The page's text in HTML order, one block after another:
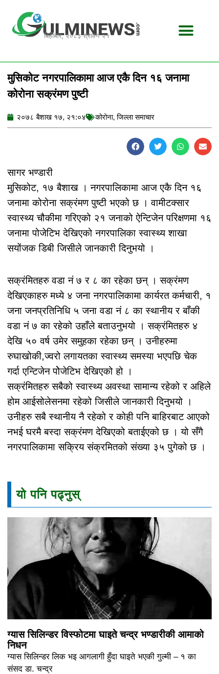
content
बिहीबार, २०८३ श्रावण २१
मुसिकोट नगरपालिकामा आज एकै दिन १६ जनामा
कोरोना सक्रंमण पुष्टी
२०७८ बैशाख १७, २१:०४ कोरोना,जिल्ला समाचार
सागर भण्डारी
मुसिकोट, १७ बैशाख । नगरपालिकामा आज एकै दिन १६
जनामा कोरोना सक्रंमण पुष्टी भएको छ । वामीटक्सार
स्वास्थ्य चौकीमा गरिएको २१ जनाको ऐन्टिजेन परिक्षणमा १६
जनामा पोजेटिभ देखिएको नगरपालिका स्वास्थ्य शाखा
सयोंजक डिबी जिसीले जानकारी दिनुभयो ।
सक्रंमितहरु वडा नं ७ र ८ का रहेका छन् । सक्रंमण
देखिएकाहरु मध्ये ४ जना नगरपालिकामा कार्यरत कर्मचारी, १
जना जनप्रतिनिधि ५ जना वडा नं ८ का स्थानीय र बाँकी
वडा नं ७ का रहेको उहाँले बताउनुभयो । सक्रंमितहरु ४
देखि ५० वर्ष उमेर समुहका रहेका छन् । उनीहरुमा
रुघाखोकी,ज्वरो लगायतका स्वास्थ्य समस्या भएपछि चेक
गर्दा एन्टिजेन पोेजेटिभ देखिएको हो ।
सक्रंमितहरु सबैको स्वास्थ्य अवस्था सामान्य रहेको र अहिले
होम आईसोलेसनमा रहेको जिसीले जानकारी दिनुभयो ।
उनीहरु सबै स्थानीय नै रहेको र कोही पनि बाहिरबाट आएको
नभई घरमै बस्दा सक्रंमण देखिएको बताईएको छ । यो सँगै
नगरपालिकामा सक्रिय संक्रमितको संख्या ३५ पुगेको छ ।
यो पनि पढ्नुस्
ग्यास सिलिन्डर विस्फोटमा घाइते चन्द्र भण्डारीकी आमाको
निधन
ग्यास सिलिन्डर लिक भइ आगलागी हुँदा घाइते भएकी गुल्मी – १ का
संसद डा. चन्द्र